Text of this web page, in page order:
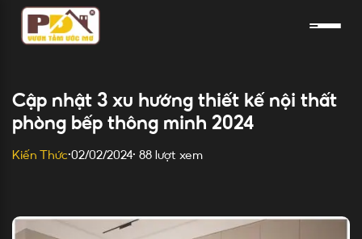
Skip
content
Cập nhật 3 xu hướng thiết kế nội thất
phòng bếp thông minh 2024
Kiến Thức•02/02/2024• 88 lượt xem